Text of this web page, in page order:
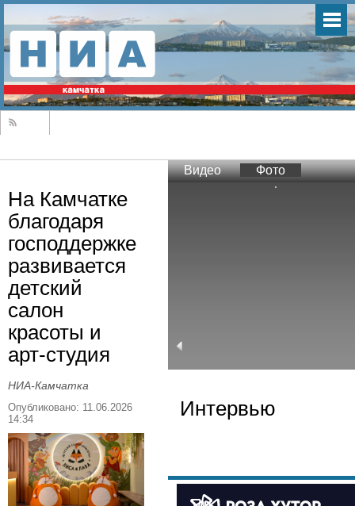
На Камчатке
благодаря
господдержке
развивается
детский
салон
красоты и
арт-студия
НИА-Камчатка
Опубликовано: 11.06.2026
14:34
Видео Фото
Интервью